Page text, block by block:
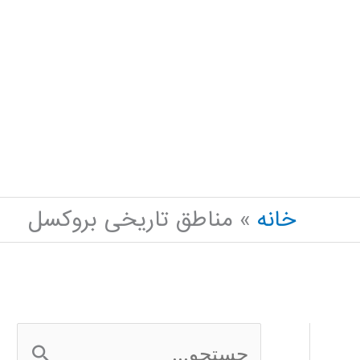
خانه
مناطق تاریخی بروکسل